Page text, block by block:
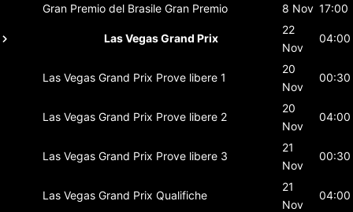
Gran Premio del Brasile Gran Premio 8 Nov 17:00
Las Vegas Grand Prix
22
Nov
04:00
Las Vegas Grand Prix Prove libere 1
20
Nov
00:30
Las Vegas Grand Prix Prove libere 2
20
Nov
04:00
Las Vegas Grand Prix Prove libere 3
21
Nov
00:30
Las Vegas Grand Prix Qualifiche
21
Nov
04:00